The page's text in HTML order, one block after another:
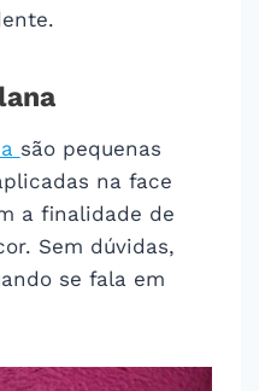
são pequenas
na face
a finalidade de
Sem dúvidas,
se fala em